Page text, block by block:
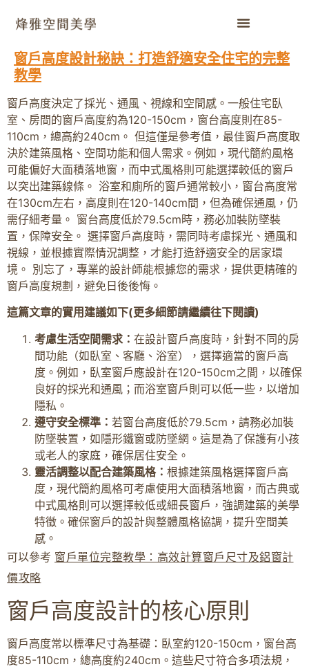
窗戶高度設計秘訣：打造舒適安全住宅的完整
教學
窗戶高度決定了採光、通風、視線和空間感。一般住宅臥
室、房間的窗戶高度約為120-150cm，窗台高度則在85-
110cm，總高約240cm。 但這僅是參考值，最佳窗戶高度取
決於建築風格、空間功能和個人需求。例如，現代簡約風格
可能偏好大面積落地窗，而中式風格則可能選擇較低的窗戶
以突出建築線條。 浴室和廁所的窗戶通常較小，窗台高度常
在130cm左右，高度則在120-140cm間，但為確保通風，仍
需仔細考量。 窗台高度低於79.5cm時，務必加裝防墜裝
置，保障安全。 選擇窗戶高度時，需同時考慮採光、通風和
視線，並根據實際情況調整，才能打造舒適安全的居家環
境。 別忘了，專業的設計師能根據您的需求，提供更精確的
窗戶高度規劃，避免日後後悔。
這篇文章的實用建議如下(更多細節請繼續往下閱讀)
考慮生活空間需求： 在設計窗戶高度時，針對不同的房
間功能（如臥室、客廳、浴室），選擇適當的窗戶高
度。例如，臥室窗戶應設計在120-150cm之間，以確保
良好的採光和通風；而浴室窗戶則可以低一些，以增加
隱私。
遵守安全標準： 若窗台高度低於79.5cm，請務必加裝
防墜裝置，如隱形鐵窗或防墜網。這是為了保護有小孩
或老人的家庭，確保居住安全。
靈活調整以配合建築風格： 根據建築風格選擇窗戶高
度，現代簡約風格可考慮使用大面積落地窗，而古典或
中式風格則可以選擇較低或細長窗戶，強調建築的美學
特徵。確保窗戶的設計與整體風格協調，提升空間美
感。
可以參考 窗戶單位完整教學：高效計算窗戶尺寸及鋁窗計
價攻略
窗戶高度設計的核心原則
窗戶高度常以標準尺寸為基礎：臥室約120-150cm，窗台高
度85-110cm，總高度約240cm。這些尺寸符合多項法規，